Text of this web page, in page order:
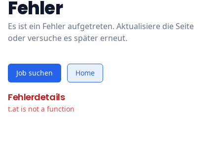
Fehler
Es ist ein Fehler aufgetreten. Aktualisiere die Seite
oder versuche es später erneut.
Job suchen Home
Fehlerdetails
t.at is not a function